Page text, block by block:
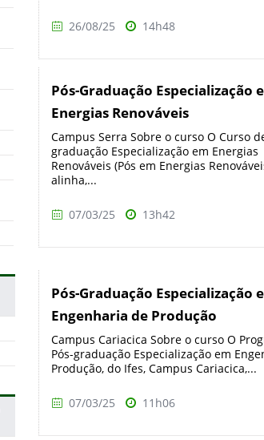
26/08/25 14h48
Pós-Graduação Especialização
Energias Renováveis
Campus Serra Sobre o curso O Curso
graduação Especialização em Energias
Renováveis (Pós em Energias
alinha,...
07/03/25 13h42
Pós-Graduação Especialização
Engenharia de Produção
Campus Cariacica Sobre o curso O
Pós-graduação Especialização em
Produção, do Ifes, Campus Cariacica,...
07/03/25 11h06